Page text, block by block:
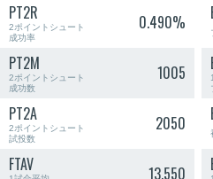
PT2R
2ポイントシュート
成功率
0.490%
PT2M
2ポイントシュート
成功数
1005
PT2A
2ポイントシュート
試投数
2050
FTAV
13.550